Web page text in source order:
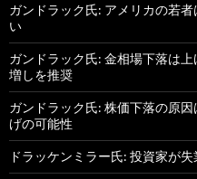
ガンドラック氏: アメリカの若
い
ガンドラック氏: 金相場下落は
増しを推奨
ガンドラック氏: 株価下落の原
げの可能性
ドラッケンミラー氏: 投資家が